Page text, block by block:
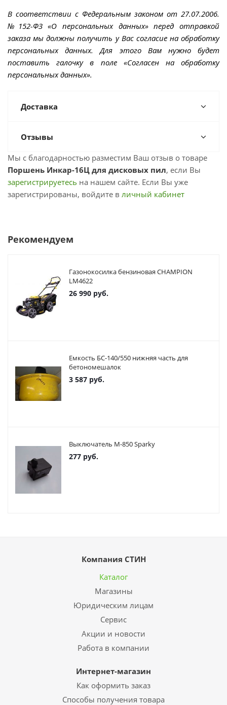
В соответствии с Федеральным законом от 27.07.2006.
№152-ФЗ «О персональных данных» перед отправкой
заказа мы должны получить у Вас согласие на обработку
персональных данных. Для этого Вам нужно будет
поставить галочку в поле «Согласен на обработку
персональных данных».
Доставка
Отзывы
Мы с благодарностью разместим Ваш отзыв о товаре
Поршень Инкар-16Ц для дисковых пил, если Вы
зарегистрируетесь на нашем сайте. Если Вы уже
зарегистрированы, войдите в личный кабинет
Рекомендуем
Газонокосилка бензиновая CHAMPION
LM4622
26 990 руб.
Емкость БС-140/550 нижняя часть для
бетономешалок
3 587 руб.
Выключатель М-850 Sparky
277 руб.
Компания СТИН
Каталог
Магазины
Юридическим лицам
Сервис
Акции и новости
Работа в компании
Интернет-магазин
Как оформить заказ
Способы получения товара